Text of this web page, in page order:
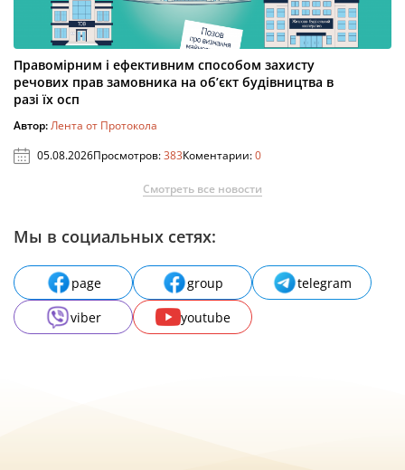
Правомірним і ефективним способом захисту
речових прав замовника на об’єкт будівництва в
разі їх осп
Автор:Лента от Протокола
05.08.2026Просмотров:383Коментарии:0
Смотреть все новости
Мы в социальных сетях:
page group
telegram
viber
youtube